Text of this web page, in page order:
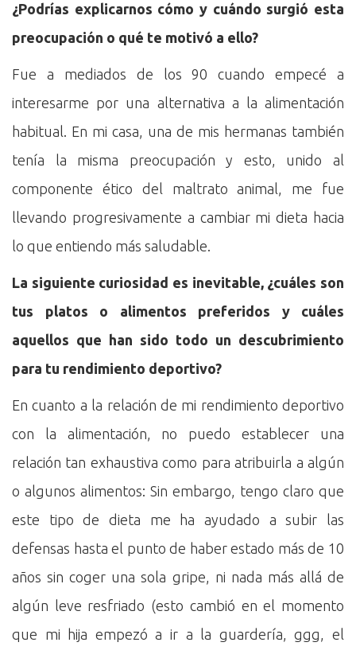
¿Podrías explicarnos cómo y cuándo surgió esta
preocupación o qué te motivó a ello?
Fue a mediados de los 90 cuando empecé a
interesarme por una alternativa a la alimentación
habitual. En mi casa, una de mis hermanas también
tenía la misma preocupación y esto, unido al
componente ético del maltrato animal, me fue
llevando progresivamente a cambiar mi dieta hacia
lo que entiendo más saludable.
La siguiente curiosidad es inevitable, ¿cuáles son
tus platos o alimentos preferidos y cuáles
aquellos que han sido todo un descubrimiento
para tu rendimiento deportivo?
En cuanto a la relación de mi rendimiento deportivo
con la alimentación, no puedo establecer una
relación tan exhaustiva como para atribuirla a algún
o algunos alimentos: Sin embargo, tengo claro que
este tipo de dieta me ha ayudado a subir las
defensas hasta el punto de haber estado más de 10
años sin coger una sola gripe, ni nada más allá de
algún leve resfriado (esto cambió en el momento
que mi hija empezó a ir a la guardería, ggg, el